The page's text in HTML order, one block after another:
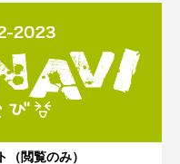
閲覧のみ）